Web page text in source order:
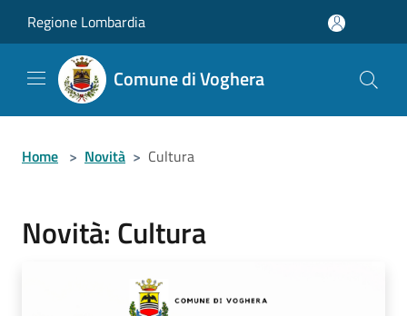
Regione Lombardia
Comune di Voghera
Home > Novità > Cultura
Novità: Cultura